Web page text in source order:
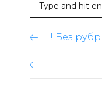
! Без
1